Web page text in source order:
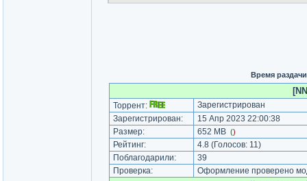
Время
Торрент:
Зарегистрирован
Зарегистрирован:
15 Апр 2023 22:00:38
Размер:
652 MB ()
Рейтинг: 4.8 (Голосов: 11)
Поблагодарили:
39
Проверка:
Оформление проверено